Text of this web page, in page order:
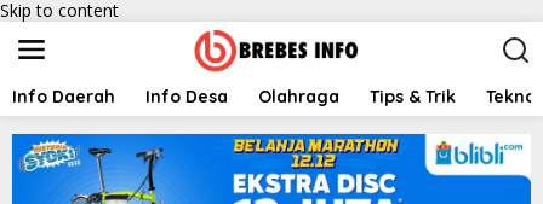
Skip to content
Info Daerah Info Desa Olahraga Tips & Trik